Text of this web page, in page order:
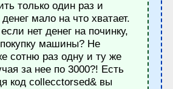
только один раз и
мало на что хватает.
нет денег на починку,
машины? Не
сотню раз одну и ту же
за нее по 3000?! Есть
код collecctorsed& вы